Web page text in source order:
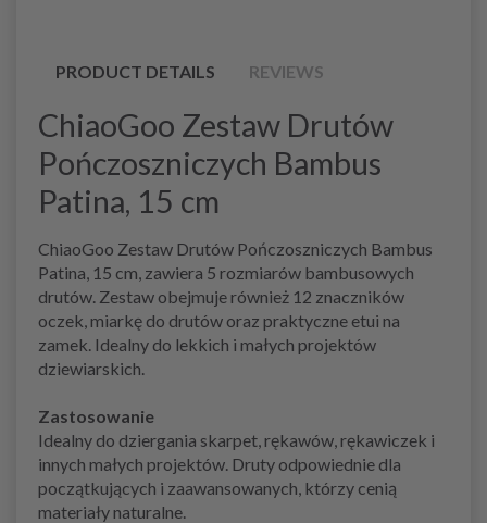
PRODUCT DETAILS REVIEWS
ChiaoGoo Zestaw Drutów
Pończoszniczych Bambus
Patina, 15 cm
ChiaoGoo Zestaw Drutów Pończoszniczych Bambus
Patina, 15 cm, zawiera 5 rozmiarów bambusowych
drutów. Zestaw obejmuje również 12 znaczników
oczek, miarkę do drutów oraz praktyczne etui na
zamek. Idealny do lekkich i małych projektów
dziewiarskich.
Zastosowanie
Idealny do dziergania skarpet, rękawów, rękawiczek i
innych małych projektów. Druty odpowiednie dla
początkujących i zaawansowanych, którzy cenią
materiały naturalne.